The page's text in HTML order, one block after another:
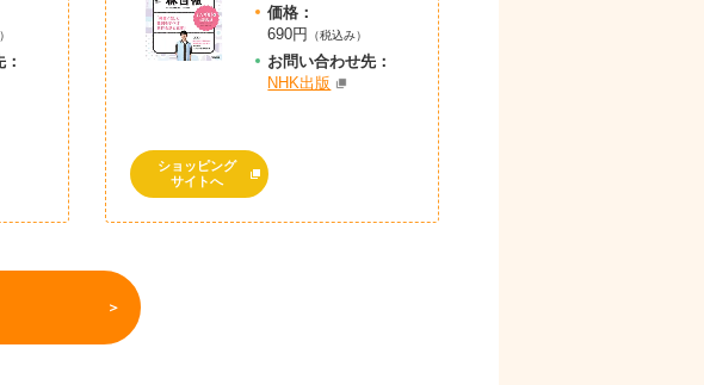
価格：
690円
（税込み）
お問い合わせ先：
NHK出版
ショッピング
サイトへ